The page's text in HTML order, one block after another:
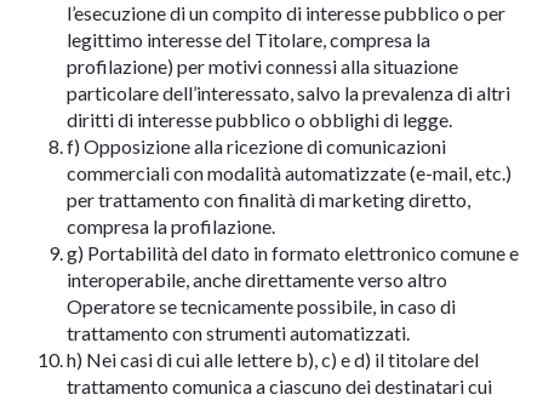
l’esecuzione di un compito di interesse pubblico o per
legittimo interesse del Titolare, compresa la
profilazione) per motivi connessi alla situazione
particolare dell’interessato, salvo la prevalenza di altri
diritti di interesse pubblico o obblighi di legge.
f) Opposizione alla ricezione di comunicazioni
commerciali con modalità automatizzate (e-mail, etc.)
per trattamento con finalità di marketing diretto,
compresa la profilazione.
g) Portabilità del dato in formato elettronico comune e
interoperabile, anche direttamente verso altro
Operatore se tecnicamente possibile, in caso di
trattamento con strumenti automatizzati.
h) Nei casi di cui alle lettere b), c) e d) il titolare del
trattamento comunica a ciascuno dei destinatari cui